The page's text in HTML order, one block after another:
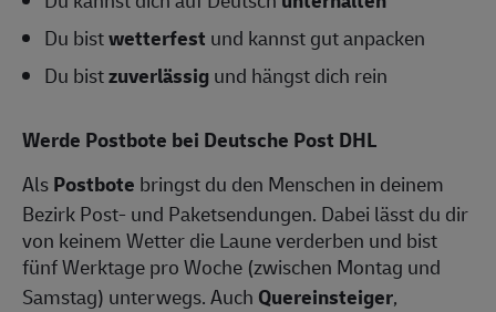
Du bistwetterfest und kannst gut anpacken
Du bistzuverlässigund hängst dich rein
Werde Postbote bei Deutsche Post DHL
AlsPostbote bringst du den Menschen in deinem
Bezirk Post- und Paketsendungen. Dabei lässt du dir
von keinem Wetter die Laune verderben und bist
fünf Werktage pro Woche (zwischen Montag und
Samstag) unterwegs. Auch Quereinsteiger,